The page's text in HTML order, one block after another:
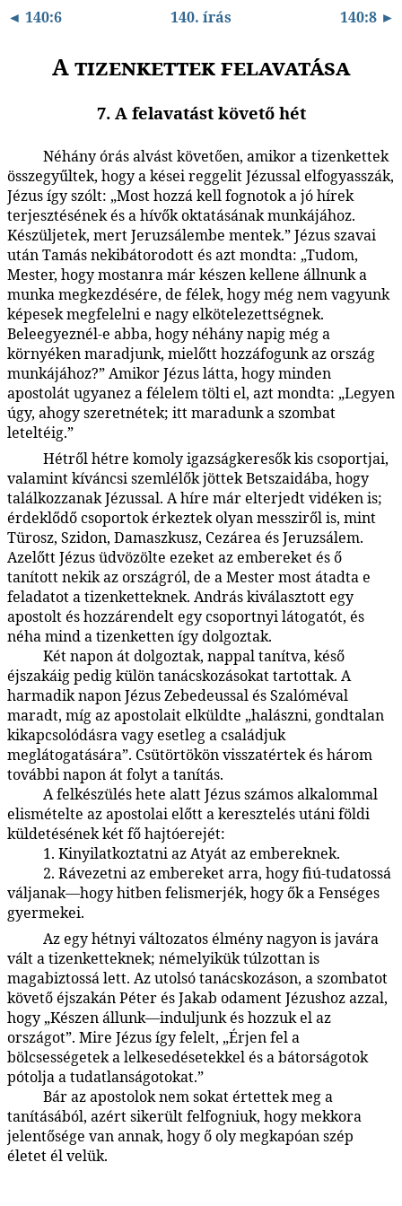
◄ 140:6 140. írás 140:8 ►
A tizenkettek felavatása
7. A felavatást követő hét
Néhány órás alvást követően, amikor a tizenkettek
összegyűltek, hogy a kései reggelit Jézussal elfogyasszák,
Jézus így szólt: „Most hozzá kell fognotok a jó hírek
terjesztésének és a hívők oktatásának munkájához.
Készüljetek, mert Jeruzsálembe mentek.” Jézus szavai
után Tamás nekibátorodott és azt mondta: „Tudom,
Mester, hogy mostanra már készen kellene állnunk a
munka megkezdésére, de félek, hogy még nem vagyunk
képesek megfelelni e nagy elkötelezettségnek.
Beleegyeznél-e abba, hogy néhány napig még a
környéken maradjunk, mielőtt hozzáfogunk az ország
munkájához?” Amikor Jézus látta, hogy minden
apostolát ugyanez a félelem tölti el, azt mondta: „Legyen
úgy, ahogy szeretnétek; itt maradunk a szombat
leteltéig.”
Hétről hétre komoly igazságkeresők kis csoportjai,
valamint kíváncsi szemlélők jöttek Betszaidába, hogy
találkozzanak Jézussal. A híre már elterjedt vidéken is;
érdeklődő csoportok érkeztek olyan messziről is, mint
Türosz, Szidon, Damaszkusz, Cezárea és Jeruzsálem.
Azelőtt Jézus üdvözölte ezeket az embereket és ő
tanított nekik az országról, de a Mester most átadta e
feladatot a tizenketteknek. András kiválasztott egy
apostolt és hozzárendelt egy csoportnyi látogatót, és
néha mind a tizenketten így dolgoztak.
Két napon át dolgoztak, nappal tanítva, késő
éjszakáig pedig külön tanácskozásokat tartottak. A
harmadik napon Jézus Zebedeussal és Szalóméval
maradt, míg az apostolait elküldte „halászni, gondtalan
kikapcsolódásra vagy esetleg a családjuk
meglátogatására”. Csütörtökön visszatértek és három
további napon át folyt a tanítás.
A felkészülés hete alatt Jézus számos alkalommal
elismételte az apostolai előtt a keresztelés utáni földi
küldetésének két fő hajtóerejét:
1. Kinyilatkoztatni az Atyát az embereknek.
2. Rávezetni az embereket arra, hogy fiú-tudatossá
váljanak—hogy hitben felismerjék, hogy ők a Fenséges
gyermekei.
Az egy hétnyi változatos élmény nagyon is javára
vált a tizenketteknek; némelyikük túlzottan is
magabiztossá lett. Az utolsó tanácskozáson, a szombatot
követő éjszakán Péter és Jakab odament Jézushoz azzal,
hogy „Készen állunk—induljunk és hozzuk el az
országot”. Mire Jézus így felelt, „Érjen fel a
bölcsességetek a lelkesedésetekkel és a bátorságotok
pótolja a tudatlanságotokat.”
Bár az apostolok nem sokat értettek meg a
tanításából, azért sikerült felfogniuk, hogy mekkora
jelentősége van annak, hogy ő oly megkapóan szép
életet él velük.